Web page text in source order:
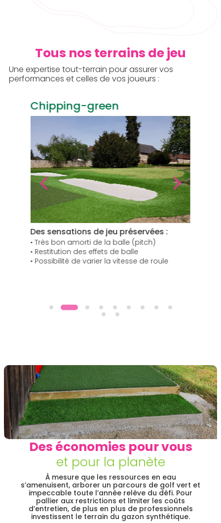
Tous nos terrains de jeu
Une expertise tout-terrain pour assurer vos
performances et celles de vos joueurs :
Chipping-green
Des sensations de jeu préservées :
• Très bon amorti de la balle (pitch)
• Restitution des effets de balle
• Possibilité de varier la vitesse de roule
Des économies pour vous
et pour la planète
À mesure que les ressources en eau
s’amenuisent, arborer un parcours de golf vert et
impeccable toute l’année relève du défi. Pour
pallier aux restrictions et limiter les coûts
d’entretien, de plus en plus de professionnels
investissent le terrain du gazon synthétique.